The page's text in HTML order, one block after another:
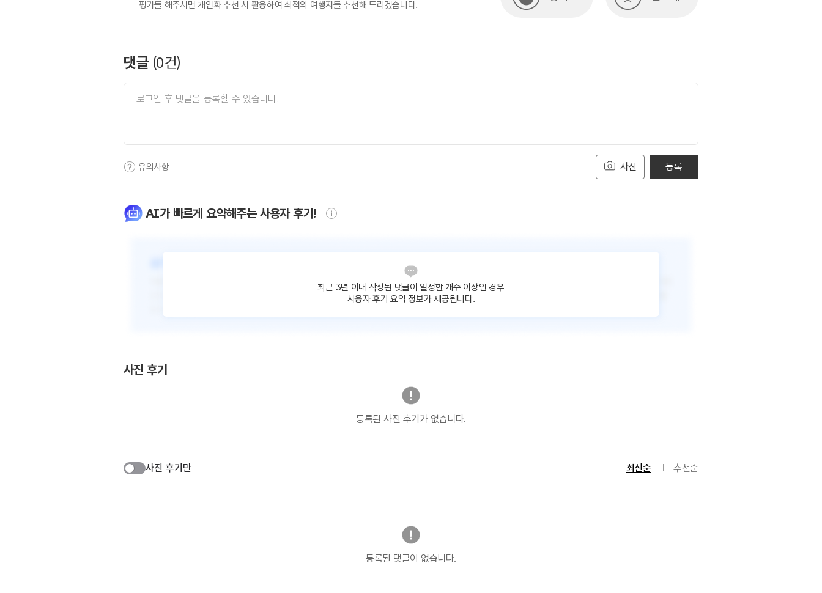
평가를 해주시면 개인화 추천 시 활용하여 최적의 여행지를 추천해 드리겠습니다.
댓글 (0건)
사진
유의사항 등록
AI가 빠르게 요약해주는 사용자 후기!
최근 3년 이내 작성된 댓글이 일정한 개수 이상인 경우
사용자 후기 요약 정보가 제공됩니다.
사진 후기
등록된 사진 후기가 없습니다.
사진 후기만 최신순 추천순
등록된 댓글이 없습니다.